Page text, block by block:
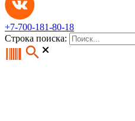
+7-700-181-80-18
Строка поиска: